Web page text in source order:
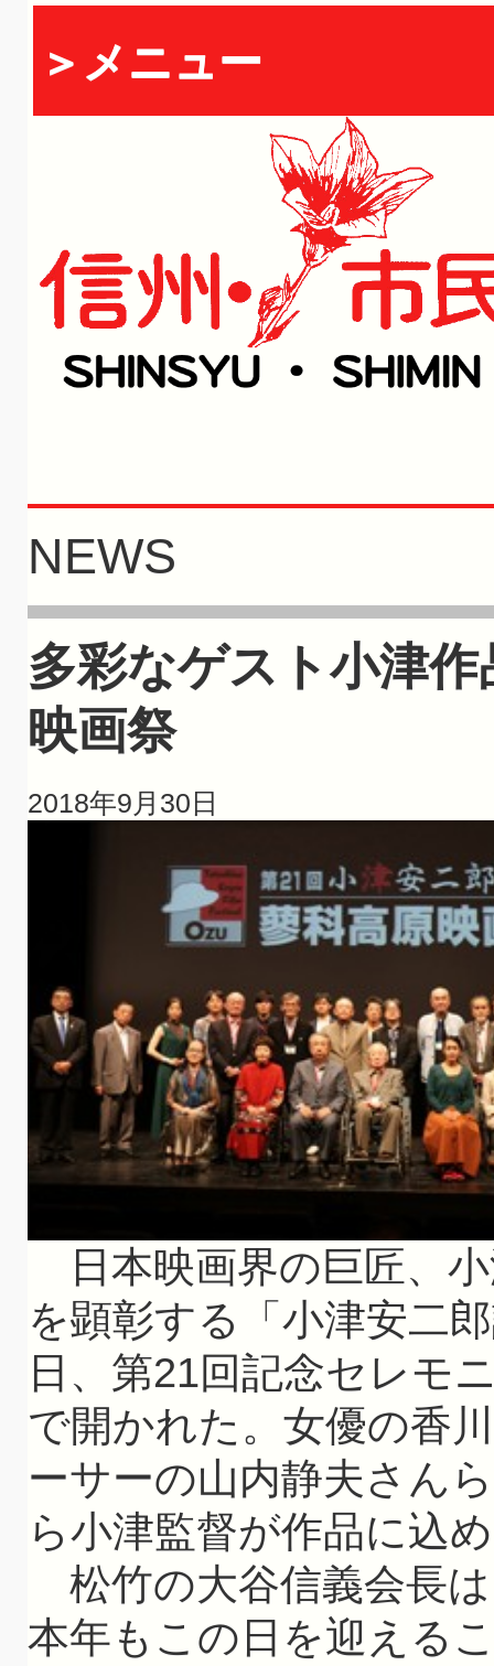
＞メニュー
NEWS
多彩なゲスト小津
映画祭
2018年9月30日
日本映画界の巨匠、
を顕彰する「小津安二
日、第21回記念セレモ
で開かれた。女優の香
ーサーの山内静夫さん
ら小津監督が作品に込
松竹の大谷信義会長
本年もこの日を迎える